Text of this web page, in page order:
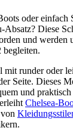
oder einfach
Absatz? Diese
und werden
begleiten.
mit runder oder
Seite. Dieses
und
Chelsea-